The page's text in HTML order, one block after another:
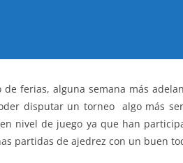
ferias, alguna semana más
disputar un torneo algo más
nivel de juego ya que han
partidas de ajedrez con un buen